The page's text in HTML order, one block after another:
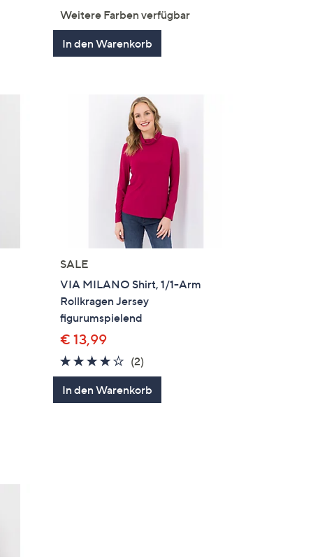
Weitere Farben verfügbar
In den Warenkorb
SALE
VIA MILANO Shirt, 1/1-Arm
Rollkragen Jersey
figurumspielend
€ 13,99
4.0
von
5
(2)
Bewertungen
In den Warenkorb